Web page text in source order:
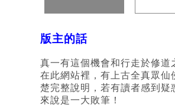
版主的話
真一有這個機會和行走於修道
在此網站裡，有上古全真眾
楚完整說明，若有讀者感到
來說是一大敗筆！